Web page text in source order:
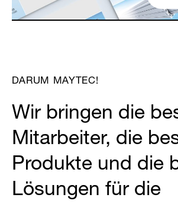
DARUM MAYTEC!
Wir bringen die
Mitarbeiter, die
Produkte und die
Lösungen für die
Anmelden